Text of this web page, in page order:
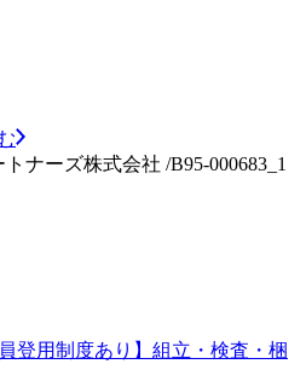
ナーズ株式会社 /B95-000683_1
登用制度あり】組立・検査・梱